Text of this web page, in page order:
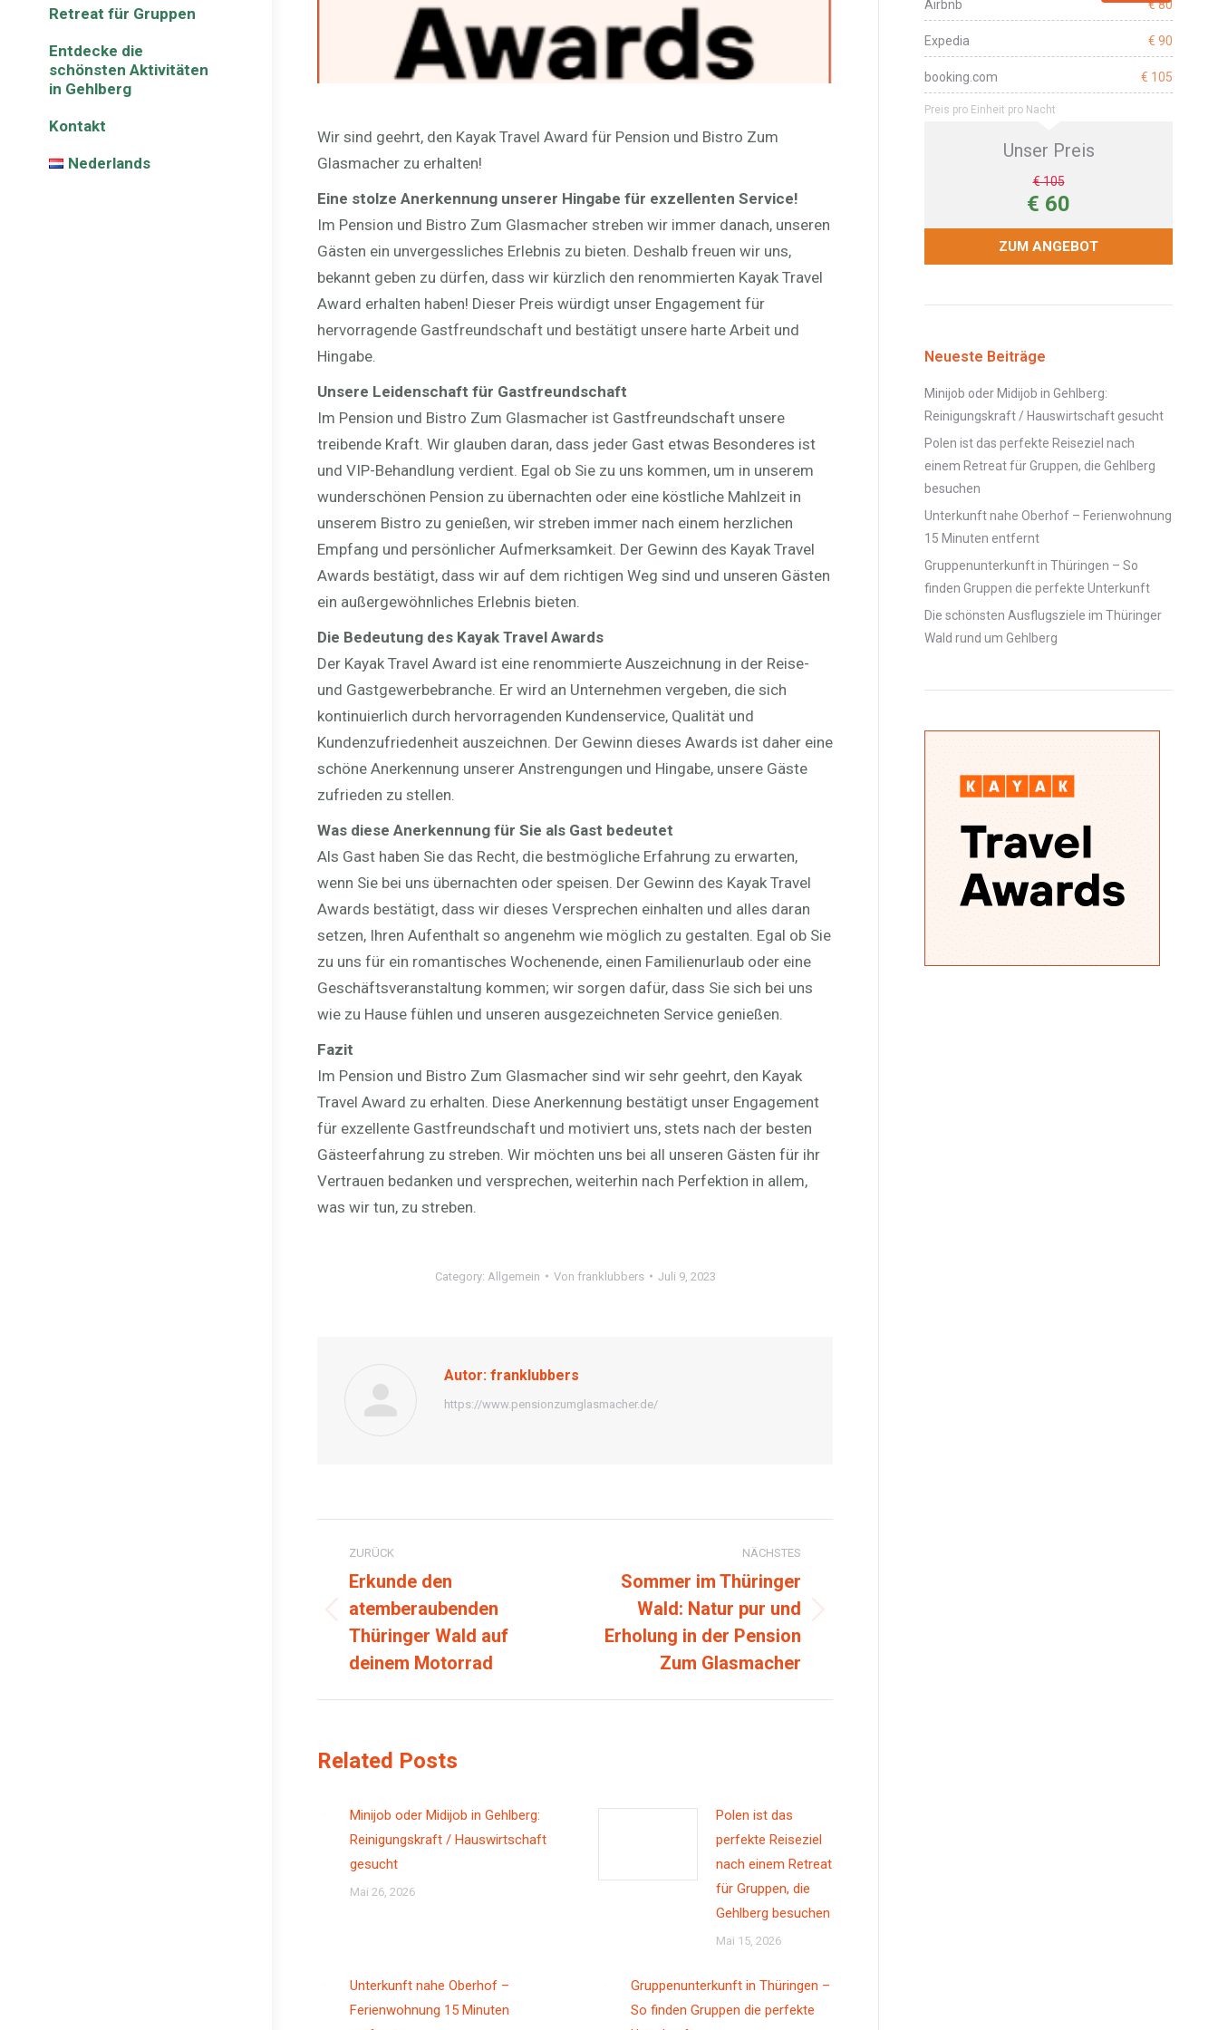
Retreat für Gruppen
Entdecke die
schönsten Aktivitäten
in Gehlberg
Kontakt
Nederlands
Wir sind geehrt, den Kayak Travel Award für Pension und Bistro Zum
Glasmacher zu erhalten!
Eine stolze Anerkennung unserer Hingabe für exzellenten Service!
Im Pension und Bistro Zum Glasmacher streben wir immer danach, unseren
Gästen ein unvergessliches Erlebnis zu bieten. Deshalb freuen wir uns,
bekannt geben zu dürfen, dass wir kürzlich den renommierten Kayak Travel
Award erhalten haben! Dieser Preis würdigt unser Engagement für
hervorragende Gastfreundschaft und bestätigt unsere harte Arbeit und
Hingabe.
Unsere Leidenschaft für Gastfreundschaft
Im Pension und Bistro Zum Glasmacher ist Gastfreundschaft unsere
treibende Kraft. Wir glauben daran, dass jeder Gast etwas Besonderes ist
und VIP-Behandlung verdient. Egal ob Sie zu uns kommen, um in unserem
wunderschönen Pension zu übernachten oder eine köstliche Mahlzeit in
unserem Bistro zu genießen, wir streben immer nach einem herzlichen
Empfang und persönlicher Aufmerksamkeit. Der Gewinn des Kayak Travel
Awards bestätigt, dass wir auf dem richtigen Weg sind und unseren Gästen
ein außergewöhnliches Erlebnis bieten.
Die Bedeutung des Kayak Travel Awards
Der Kayak Travel Award ist eine renommierte Auszeichnung in der Reise-
und Gastgewerbebranche. Er wird an Unternehmen vergeben, die sich
kontinuierlich durch hervorragenden Kundenservice, Qualität und
Kundenzufriedenheit auszeichnen. Der Gewinn dieses Awards ist daher eine
schöne Anerkennung unserer Anstrengungen und Hingabe, unsere Gäste
zufrieden zu stellen.
Was diese Anerkennung für Sie als Gast bedeutet
Als Gast haben Sie das Recht, die bestmögliche Erfahrung zu erwarten,
wenn Sie bei uns übernachten oder speisen. Der Gewinn des Kayak Travel
Awards bestätigt, dass wir dieses Versprechen einhalten und alles daran
setzen, Ihren Aufenthalt so angenehm wie möglich zu gestalten. Egal ob Sie
zu uns für ein romantisches Wochenende, einen Familienurlaub oder eine
Geschäftsveranstaltung kommen; wir sorgen dafür, dass Sie sich bei uns
wie zu Hause fühlen und unseren ausgezeichneten Service genießen.
Fazit
Im Pension und Bistro Zum Glasmacher sind wir sehr geehrt, den Kayak
Travel Award zu erhalten. Diese Anerkennung bestätigt unser Engagement
für exzellente Gastfreundschaft und motiviert uns, stets nach der besten
Gästeerfahrung zu streben. Wir möchten uns bei all unseren Gästen für ihr
Vertrauen bedanken und versprechen, weiterhin nach Perfektion in allem,
was wir tun, zu streben.
Category: Allgemein Von franklubbers Juli 9, 2023
Autor: franklubbers
https://www.pensionzumglasmacher.de/
Kommentarnavigation
ZURÜCK
Vorheriger
Beitrag:
Erkunde den
atemberaubenden
Thüringer Wald auf
deinem Motorrad
NÄCHSTES
Nächster
Beitrag:
Sommer im Thüringer
Wald: Natur pur und
Erholung in der Pension
Zum Glasmacher
Related Posts
Minijob oder Midijob in Gehlberg:
Reinigungskraft / Hauswirtschaft
gesucht
Mai 26, 2026
Polen ist das
perfekte Reiseziel
nach einem Retreat
für Gruppen, die
Gehlberg besuchen
Mai 15, 2026
Unterkunft nahe Oberhof –
Ferienwohnung 15 Minuten
Gruppenunterkunft in Thüringen –
So finden Gruppen die perfekte
Airbnb € 80
Expedia € 90
booking.com € 105
Preis pro Einheit pro Nacht
Unser Preis
€ 105
€ 60
ZUM ANGEBOT
Neueste Beiträge
Minijob oder Midijob in Gehlberg:
Reinigungskraft / Hauswirtschaft gesucht
Polen ist das perfekte Reiseziel nach
einem Retreat für Gruppen, die Gehlberg
besuchen
Unterkunft nahe Oberhof – Ferienwohnung
15 Minuten entfernt
Gruppenunterkunft in Thüringen – So
finden Gruppen die perfekte Unterkunft
Die schönsten Ausflugsziele im Thüringer
Wald rund um Gehlberg